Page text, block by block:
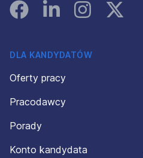
FacebookLinked InInstagramInstagram
DLA KANDYDATÓW
Oferty pracy
Pracodawcy
Porady
Konto kandydata